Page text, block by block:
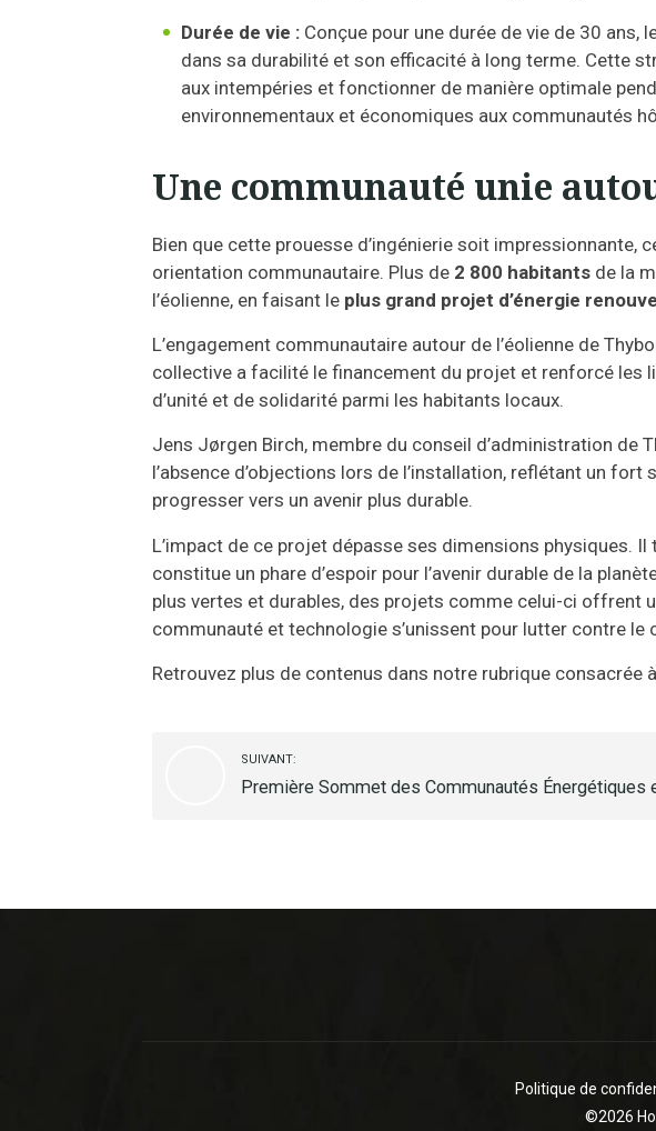
Durée de vie : Conçue pour une durée de vie de 30
dans sa durabilité et son efficacité à long terme. Cette
aux intempéries et fonctionner de manière optimale
environnementaux et économiques aux communautés
Une communauté unie
Bien que cette prouesse d’ingénierie soit impressionnante,
orientation communautaire. Plus de 2 800 habitants de la
l’éolienne, en faisant le plus grand projet d’énergie
L’engagement communautaire autour de l’éolienne de
collective a facilité le financement du projet et renforcé les
d’unité et de solidarité parmi les habitants locaux.
Jens Jørgen Birch, membre du conseil d’administration de
l’absence d’objections lors de l’installation, reflétant un
progresser vers un avenir plus durable.
L’impact de ce projet dépasse ses dimensions physiques.
constitue un phare d’espoir pour l’avenir durable de la
plus vertes et durables, des projets comme celui-ci offrent
communauté et technologie s’unissent pour lutter contre le
Retrouvez plus de contenus dans notre rubrique consacrée à
SUIVANT:
Première Sommet des Communautés Énergétiques
Politique de
©2026